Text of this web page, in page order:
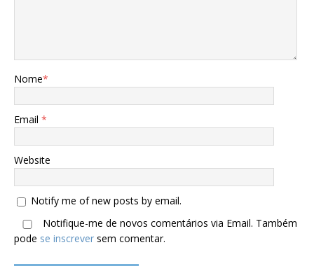
Nome*
Email *
Website
Notify me of new posts by email.
Notifique-me de novos comentários via Email. Também
pode se inscrever sem comentar.